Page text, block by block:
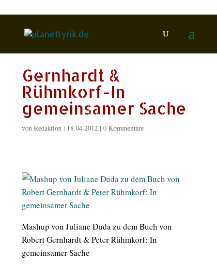
Gernhardt &
Rühmkorf-In
gemeinsamer Sache
von Redaktion| 18.04.2012| 0 Kommentare
Mashup von Juliane Duda zu dem Buch von
Robert Gernhardt & Peter Rühmkorf: In
gemeinsamer Sache